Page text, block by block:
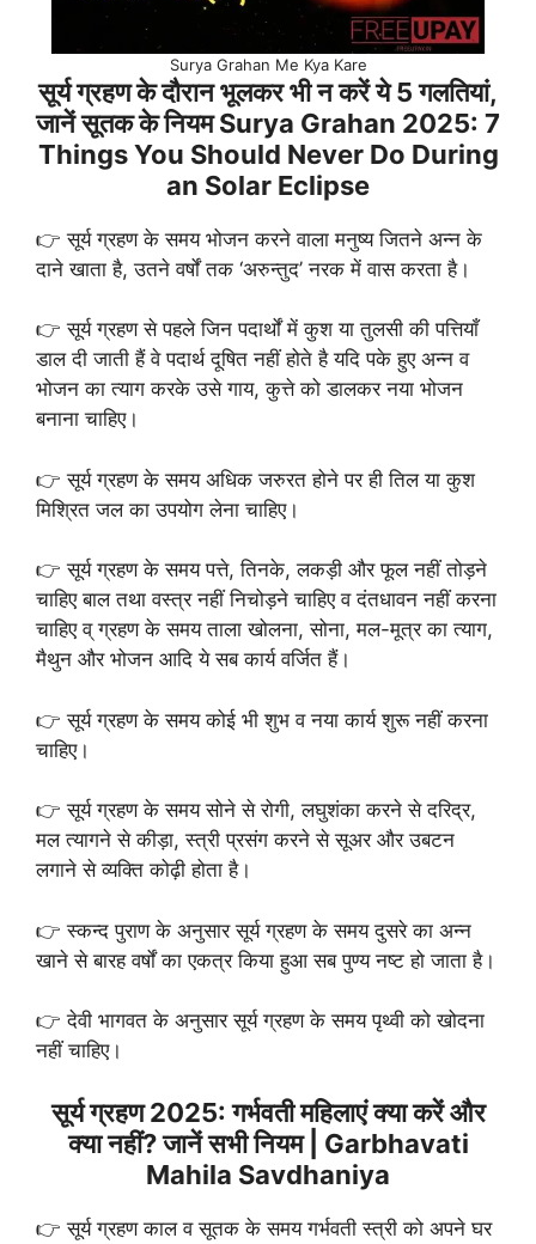
Surya Grahan Me Kya Kare
सूर्य ग्रहण के दौरान भूलकर भी न करें ये 5 गलतियां,
जानें सूतक के नियम Surya Grahan 2025: 7
Things You Should Never Do During
an Solar Eclipse
👉 सूर्य ग्रहण के समय भोजन करने वाला मनुष्य जितने अन्न के
दाने खाता है, उतने वर्षों तक ‘अरुन्तुद’ नरक में वास करता है।
👉 सूर्य ग्रहण से पहले जिन पदार्थों में कुश या तुलसी की पत्तियाँ
डाल दी जाती हैं वे पदार्थ दूषित नहीं होते है यदि पके हुए अन्न व
भोजन का त्याग करके उसे गाय, कुत्ते को डालकर नया भोजन
बनाना चाहिए।
👉 सूर्य ग्रहण के समय अधिक जरुरत होने पर ही तिल या कुश
मिश्रित जल का उपयोग लेना चाहिए।
👉 सूर्य ग्रहण के समय पत्ते, तिनके, लकड़ी और फूल नहीं तोड़ने
चाहिए बाल तथा वस्त्र नहीं निचोड़ने चाहिए व दंतधावन नहीं करना
चाहिए व् ग्रहण के समय ताला खोलना, सोना, मल-मूत्र का त्याग,
मैथुन और भोजन आदि ये सब कार्य वर्जित हैं।
👉 सूर्य ग्रहण के समय कोई भी शुभ व नया कार्य शुरू नहीं करना
चाहिए।
👉 सूर्य ग्रहण के समय सोने से रोगी, लघुशंका करने से दरिद्र,
मल त्यागने से कीड़ा, स्त्री प्रसंग करने से सूअर और उबटन
लगाने से व्यक्ति कोढ़ी होता है।
👉 स्कन्द पुराण के अनुसार सूर्य ग्रहण के समय दुसरे का अन्न
खाने से बारह वर्षों का एकत्र किया हुआ सब पुण्य नष्ट हो जाता है।
👉 देवी भागवत के अनुसार सूर्य ग्रहण के समय पृथ्वी को खोदना
नहीं चाहिए।
सूर्य ग्रहण 2025: गर्भवती महिलाएं क्या करें और
क्या नहीं? जानें सभी नियम | Garbhavati
Mahila Savdhaniya
👉 सूर्य ग्रहण काल व सूतक के समय गर्भवती स्त्री को अपने घर